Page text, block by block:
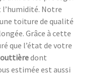
Notre
toiture de qualité
Grâce à cette
que l’état de votre
dont
estimée est aussi